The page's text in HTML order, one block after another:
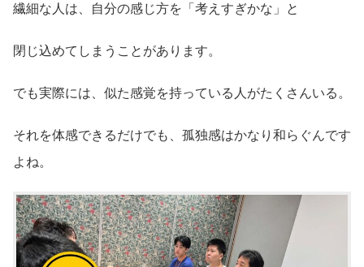
繊細な人は、自分の感じ方を「考えすぎかな」と
閉じ込めてしまうことがあります。
でも実際には、似た感覚を持っている人がたくさんいる。
それを体感できるだけでも、孤独感はかなり和らぐんです
よね。